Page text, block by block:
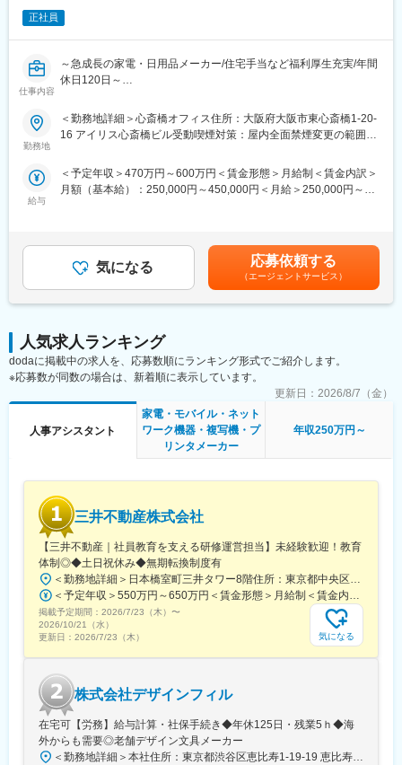
※一部、全国の工場に出張が発生する場合もございます。
北海道/宮城/茨城/埼玉/静岡/滋賀/兵庫/佐賀 など
■やりがい
東北にとどまらず、全国でも注目されている当社にて、採用活動
変更の範囲：会社の定める業務
正社員
仕事内容
～急成長の家電・日用品メーカー/住宅手当など福利厚生充実/年間
休日120日～
■採用背景:
・今後の事業拡大および新規事業の立ち上げを支えていく
理系採用、（大卒・高専卒）採用を強化するため、増員での募集
■職務内容：
・面接対応（1次～最終面接アテンド）
・学校訪問
・採用実績進捗管理
など
流など
幅広い職種の採用を行っているため、
前職のご経験を活かしスキルアップが叶えられる環境です。
■働き方:
・全国でインターンシップ開催中のため、出張がございます。
エリア：東京・大阪・宮城 が中心
※一部、全国の工場に出張が発生する場合もございます。
■やりがい
東北にとどまらず、全国でも注目されている当社にて、採用活動
を通じた企業ブランディングの向上に携わることができます。
変更の範囲：会社の定める業務
勤務地
＜勤務地詳細＞心斎橋オフィス住所：大阪府大阪市東心斎橋1-20-
16 アイリス心斎橋ビル受動喫煙対策：屋内全面禁煙変更の範囲：
給与
＜予定年収＞470万円～600万円＜賃金形態＞月給制＜賃金内訳＞
月額（基本給）：250,000円～450,000円＜月給＞250,000円～
る可能性がございます。※休日出勤手当あり※リーダー職は固定残
業手当（50,000円／20～25h／超過分別途支給）※管理監督職は時
間外手当の対象外賃金はあくまでも目安の金額であり、選考を通
じて上下する可能性があります。月給(月額)は固定手当を含めた表
気になる 応募依頼する
（エージェントサービス）
人気求人ランキング
dodaに掲載中の求人を、応募数順にランキング形式でご紹介します。
※応募数が同数の場合は、新着順に表示しています。
更新日： 2026/8/7（金）
人事アシスタント
家電・モバイル・ネット
ワーク機器・複写機・プ
リンタメーカー
年収250万円～
三井不動産株式会社
【三井不動産｜社員教育を支える研修運営担当】未経験歓迎！教育
体制◎◆土日祝休み◆無期転換制度有
掲載予定期間： 2026/7/23（木） 〜
2026/10/21（水）
更新日： 2026/7/23（木） 気になる
株式会社デザインフィル
在宅可【労務】給与計算・社保手続き◆年休125日・残業5ｈ◆海
外からも需要◎老舗デザイン文具メーカー